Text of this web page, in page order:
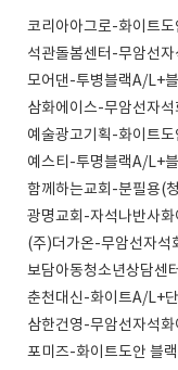
코리아아그로-화이트
석관돌봄센터-무암선
모어댄-투병블랙A/L+
삼화에이스-무암선자
예술광고기획-화이트도
예스티-투명블랙A/L+
함께하는교회-분필용(
광명교회-자석나반사
(주)더가온-무암선자석
보담아동청소년상담센
춘천대신-화이트A/L+
삼한건영-무암선자석
포미즈-화이트도안 블